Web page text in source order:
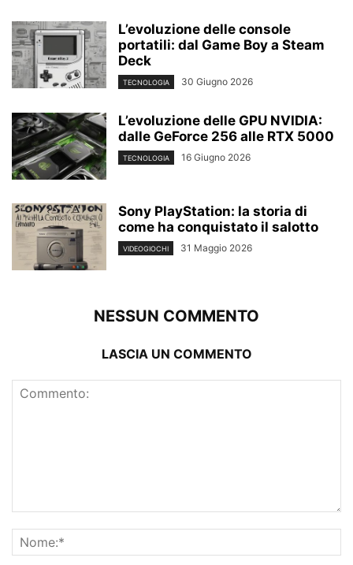
L’evoluzione delle console
portatili: dal Game Boy a Steam
Deck
TECNOLOGIA 30 Giugno 2026
L’evoluzione delle GPU NVIDIA:
dalle GeForce 256 alle RTX 5000
TECNOLOGIA 16 Giugno 2026
Sony PlayStation: la storia di
come ha conquistato il salotto
VIDEOGIOCHI 31 Maggio 2026
NESSUN COMMENTO
LASCIA UN COMMENTO